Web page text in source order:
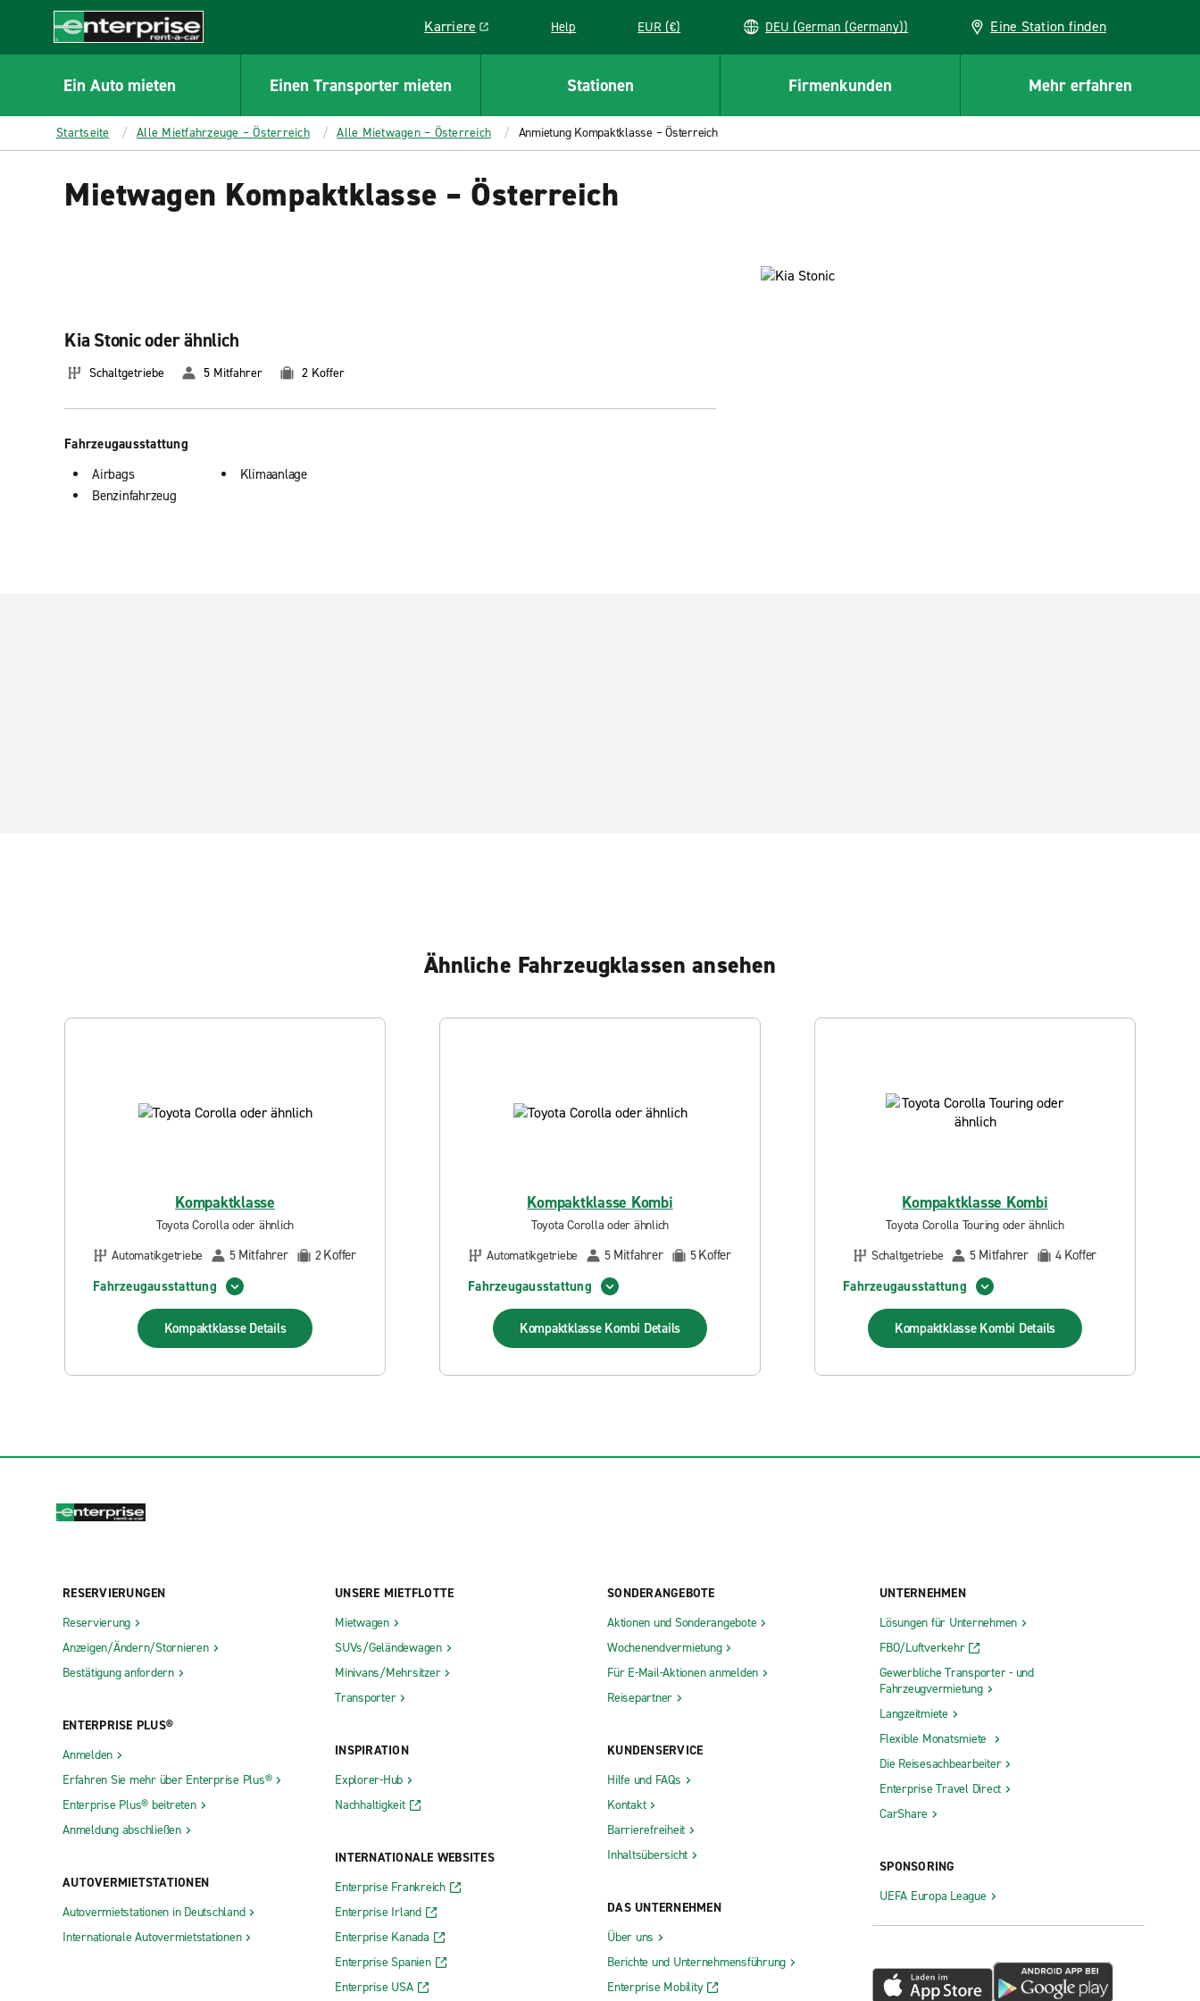
CONTENT
Enterprise
Karriere
Link opens in a new window
Help EUR (€) DEU (German (Germany)) Eine Station finden
Ein Auto mieten Einen Transporter mieten Stationen Firmenkunden Mehr erfahren
Startseite Alle Mietfahrzeuge – Österreich Alle Mietwagen – Österreich Anmietung Kompaktklasse – Österreich
Mietwagen Kompaktklasse – Österreich
Kia Stonic oder ähnlich
Schaltgetriebe 5 Mitfahrer 2 Koffer
Fahrzeugausstattung
Airbags
Benzinfahrzeug
Klimaanlage
Ähnliche Fahrzeugklassen ansehen
Kompaktklasse
Toyota Corolla oder ähnlich
Automatikgetriebe
5 Mitfahrer 2Koffer
Fahrzeugausstattung
Kompaktklasse Details
Kompaktklasse Kombi
Toyota Corolla oder ähnlich
Automatikgetriebe
5 Mitfahrer 5Koffer
Fahrzeugausstattung
Kompaktklasse Kombi Details
Kompaktklasse Kombi
Toyota Corolla Touring oder ähnlich
Schaltgetriebe
5 Mitfahrer 4 Koffer
Fahrzeugausstattung
Kompaktklasse Kombi Details
RESERVIERUNGEN
Reservierung
Anzeigen/Ändern/Stornieren
Bestätigung anfordern
ENTERPRISE PLUS®
Anmelden
Erfahren Sie mehr über Enterprise Plus®
Enterprise Plus® beitreten
Anmeldung abschließen
AUTOVERMIETSTATIONEN
Autovermietstationen in Deutschland
Internationale Autovermietstationen
UNSERE MIETFLOTTE
Mietwagen
SUVs/Geländewagen
Minivans/Mehrsitzer
Transporter
INSPIRATION
Explorer-Hub
Nachhaltigkeit
INTERNATIONALE WEBSITES
Enterprise Frankreich
Enterprise Irland
Enterprise Kanada
Enterprise Spanien
Enterprise USA
SONDERANGEBOTE
Aktionen und Sonderangebote
Wochenendvermietung
Für E-Mail-Aktionen anmelden
Reisepartner
KUNDENSERVICE
Hilfe und FAQs
Kontakt
Barrierefreiheit
Inhaltsübersicht
DAS UNTERNEHMEN
Über uns
Berichte und Unternehmensführung
Enterprise Mobility
UNTERNEHMEN
Lösungen für Unternehmen
FBO/Luftverkehr
Gewerbliche Transporter - und
Fahrzeugvermietung
Langzeitmiete
Flexible Monatsmiete
Die Reisesachbearbeiter
Enterprise Travel Direct
CarShare
SPONSORING
UEFA Europa League